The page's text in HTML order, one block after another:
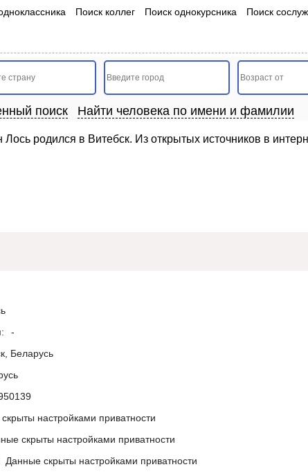
Поиск коллег Поиск однокурсника Поиск
поиск Найти человека по имени и фамилии
родился в Витебск. Из открытых источников в
-
Беларусь
настройками приватности
скрыты настройками приватности
Данные скрыты настройками приватности